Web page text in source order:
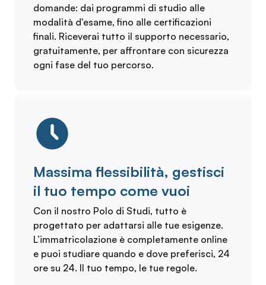
domande: dai programmi di studio alle
modalità d'esame, fino alle certificazioni
finali. Riceverai tutto il supporto necessario,
gratuitamente, per affrontare con sicurezza
ogni fase del tuo percorso.
Massima flessibilità, gestisci
il tuo tempo come vuoi
Con il nostro Polo di Studi, tutto è
progettato per adattarsi alle tue esigenze.
L’immatricolazione è completamente online
e puoi studiare quando e dove preferisci, 24
ore su 24. Il tuo tempo, le tue regole.